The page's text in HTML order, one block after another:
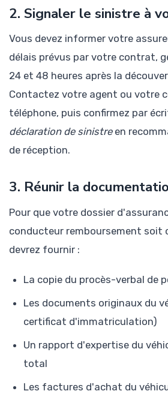
2. Signaler le sinistre à
Vous devez informer votre
délais prévus par votre contrat,
24 et 48 heures après la
Contactez votre agent ou votre
téléphone, puis confirmez par
déclaration de sinistreen
de réception.
3. Réunir la
Pour que votre dossier
conducteur remboursement soit
devrez fournir :
La copie du procès-verbal de
Les documents originaux du
certificat d'immatriculation)
Un rapport d'expertise du
total
Les factures d'achat du